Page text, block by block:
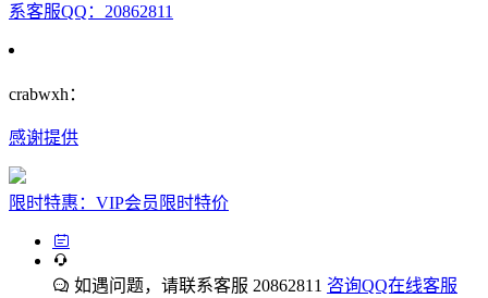
系客服QQ：20862811
crabwxh：
感谢提供
限时特惠：VIP会员限时特价
如遇问题，请联系客服 20862811 咨询QQ在线客服